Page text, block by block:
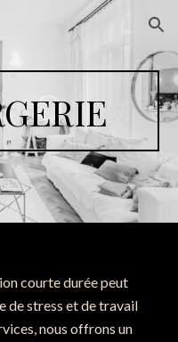
Skip to navigation
courte durée peut
de stress et de travail
nous offrons un